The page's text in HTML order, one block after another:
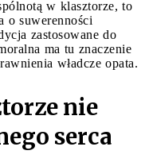
w klasztorze, to
o suwerenności
zastosowane do
ma tu znaczenie
władcze opata.
nie
serca